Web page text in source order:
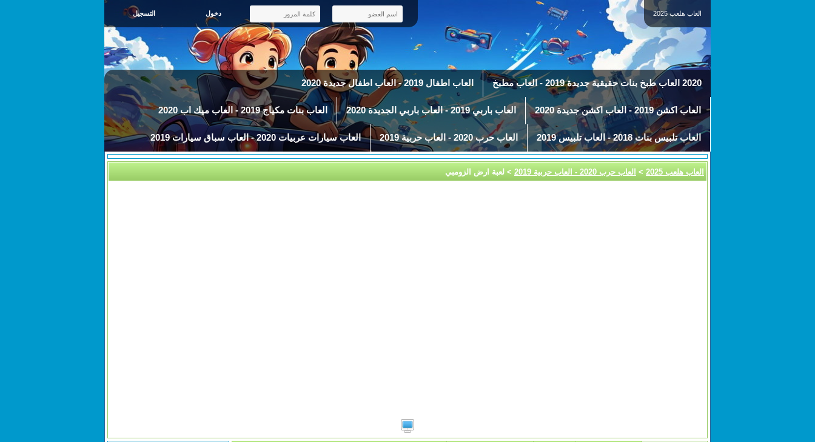
العاب هلعب 2025 التسجيل
2020 العاب طبخ بنات حقيقية جديدة 2019 - العاب مطبخ العاب اطفال 2019 - العاب اطفال جديدة 2020
العاب اكشن 2019 - العاب اكشن جديدة 2020 العاب باربي 2019 - العاب باربي الجديدة 2020 العاب بنات مكياج 2019 - العاب ميك اب 2020
العاب تلبيس بنات 2018 - العاب تلبيس 2019 العاب حرب 2020 - العاب حربية 2019 العاب سيارات عربيات 2020 - العاب سباق سيارات 2019
العاب هلعب 2025 > العاب حرب 2020 - العاب حربية 2019 > لعبة ارض الزومبي